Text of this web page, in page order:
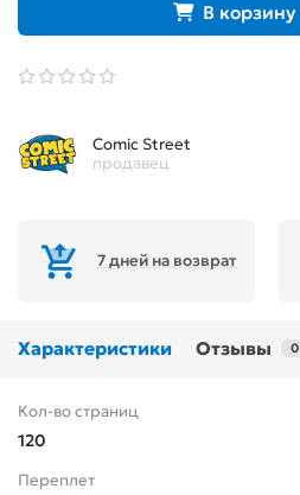
В корзину
Comic Street
продавец
7 дней на возврат
Характеристики Отзывы 0
Кол-во страниц
120
Переплет